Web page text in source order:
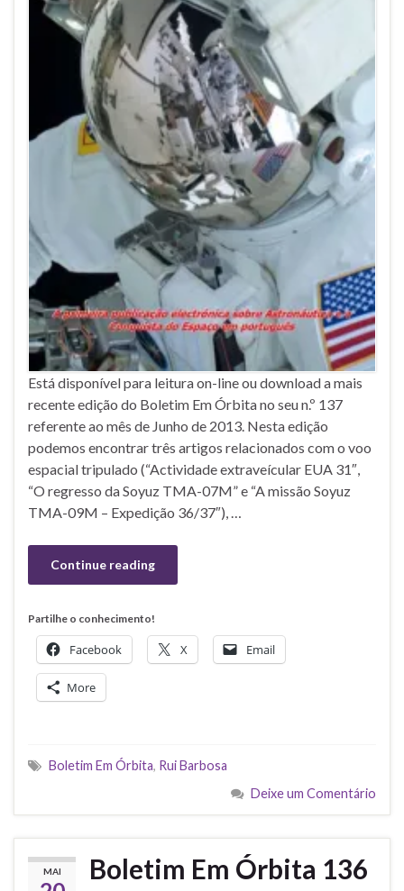
Está disponível para leitura on-line ou download a mais
recente edição do Boletim Em Órbita no seu n.º 137
referente ao mês de Junho de 2013. Nesta edição
podemos encontrar três artigos relacionados com o voo
espacial tripulado (“Actividade extraveícular EUA 31″,
“O regresso da Soyuz TMA-07M” e “A missão Soyuz
TMA-09M – Expedição 36/37″), …
Continue reading
Partilhe o conhecimento!
Facebook X Email
More
Boletim Em Órbita, Rui Barbosa
Deixe um Comentário
MAI
Boletim Em Órbita 136